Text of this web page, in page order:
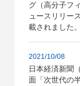
グ（高分子フ
ュースリリー
載されました。
2021/10/08
日本経済新聞
面「次世代の